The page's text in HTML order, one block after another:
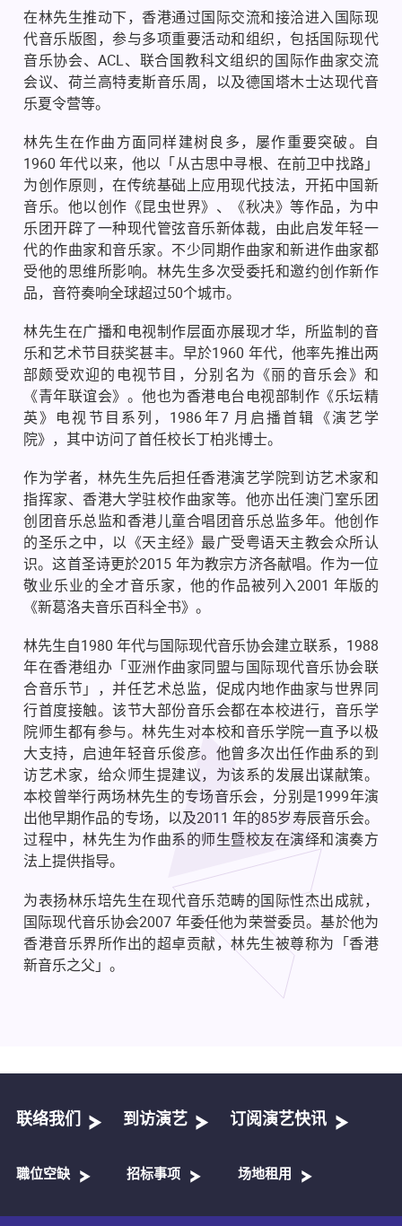
在林先生推动下，香港通过国际交流和接洽进入国际现
代音乐版图，参与多项重要活动和组织，包括国际现代
音乐协会、ACL、联合国教科文组织的国际作曲家交流
会议、荷兰高特麦斯音乐周，以及德国塔木士达现代音
乐夏令营等。
林先生在作曲方面同样建树良多，屡作重要突破。自
1960 年代以来，他以「从古思中寻根、在前卫中找路」
为创作原则，在传统基础上应用现代技法，开拓中国新
音乐。他以创作《昆虫世界》、《秋决》等作品，为中
乐团开辟了一种现代管弦音乐新体裁，由此启发年轻一
代的作曲家和音乐家。不少同期作曲家和新进作曲家都
受他的思维所影响。林先生多次受委托和邀约创作新作
品，音符奏响全球超过50个城市。
林先生在广播和电视制作层面亦展现才华，所监制的音
乐和艺术节目获奖甚丰。早於1960 年代，他率先推出两
部颇受欢迎的电视节目，分别名为《丽的音乐会》和
《青年联谊会》。他也为香港电台电视部制作《乐坛精
英》电视节目系列，1986年7 月启播首辑《演艺学
院》，其中访问了首任校长丁柏兆博士。
作为学者，林先生先后担任香港演艺学院到访艺术家和
指挥家、香港大学驻校作曲家等。他亦出任澳门室乐团
创团音乐总监和香港儿童合唱团音乐总监多年。他创作
的圣乐之中，以《天主经》最广受粤语天主教会众所认
识。这首圣诗更於2015 年为教宗方济各献唱。作为一位
敬业乐业的全才音乐家，他的作品被列入2001 年版的
《新葛洛夫音乐百科全书》。
林先生自1980 年代与国际现代音乐协会建立联系，1988
年在香港组办「亚洲作曲家同盟与国际现代音乐协会联
合音乐节」，并任艺术总监，促成内地作曲家与世界同
行首度接触。该节大部份音乐会都在本校进行，音乐学
院师生都有参与。林先生对本校和音乐学院一直予以极
大支持，启迪年轻音乐俊彦。他曾多次出任作曲系的到
访艺术家，给众师生提建议，为该系的发展出谋献策。
本校曾举行两场林先生的专场音乐会，分别是1999年演
出他早期作品的专场，以及2011 年的85岁寿辰音乐会。
过程中，林先生为作曲系的师生暨校友在演绎和演奏方
法上提供指导。
为表扬林乐培先生在现代音乐范畴的国际性杰出成就，
国际现代音乐协会2007 年委任他为荣誉委员。基於他为
香港音乐界所作出的超卓贡献，林先生被尊称为「香港
新音乐之父」。
联络我们 到访演艺 订阅演艺快讯
職位空缺 招标事项 场地租用